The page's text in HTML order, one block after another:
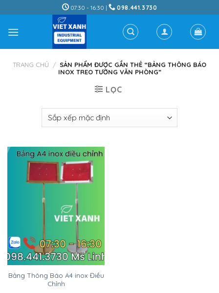
to
content
07:30 - 16:30 | 098.441.3730
TRANG CHỦ / SẢN PHẨM ĐƯỢC GẮN THẺ “BẢNG THÔNG BÁO
INOX TREO TƯỜNG VĂN PHÒNG”
LỌC
Bảng Thông Báo A4 inox Điều
Chỉnh